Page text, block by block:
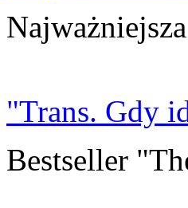
"Trans. Gdy
Bestseller